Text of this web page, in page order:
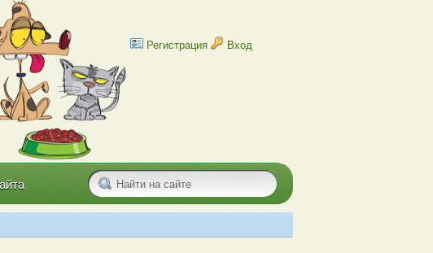
Регистрация Вход